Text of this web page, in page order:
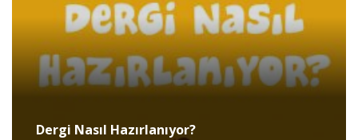
Dergi Nasıl Hazırlanıyor?